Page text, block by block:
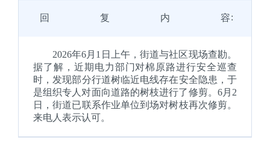
回复内容
2026年6月1日上午，街道与社区现场查勘。
据了解，近期电力部门对棉原路进行安全巡查
时，发现部分行道树临近电线存在安全隐患，于
是组织专人对面向道路的树枝进行了修剪。6月2
日，街道已联系作业单位到场对树枝再次修剪。
来电人表示认可。